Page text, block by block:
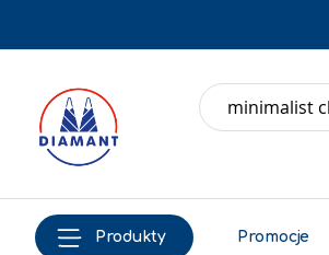
Produkty Promocje